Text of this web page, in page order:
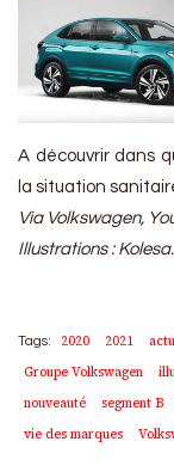
A découvrir dans
la situation
Via Volkswagen,
Illustrations :
Tags: 2020 2021
Groupe Volkswagen
nouveauté
segment B
vie des marques